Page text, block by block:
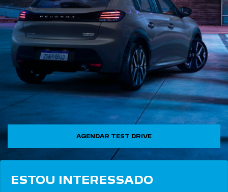
ESTOU INTERESSADO
AGENDAR TEST DRIVE